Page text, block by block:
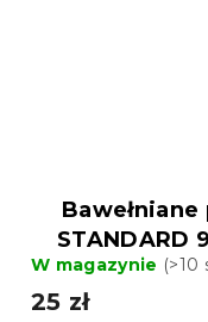
STANDARD
W magazynie (>10
25 zł